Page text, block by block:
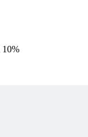
10%